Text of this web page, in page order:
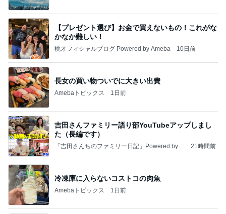
【プレゼント選び】お金で買えないもの！これがな
かなか難しい！
桃オフィシャルブログ Powered by Ameba 10日前
長女の買い物ついでに大きい出費
Amebaトピックス 1日前
吉田さんファミリー語り部YouTubeアップしまし
た（長編です）
「吉田さんちのファミリー日記」Powered by A
21時間前
冷凍庫に入らないコストコの肉魚
Amebaトピックス 1日前